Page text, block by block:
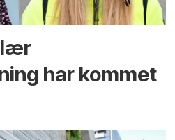
har kommet